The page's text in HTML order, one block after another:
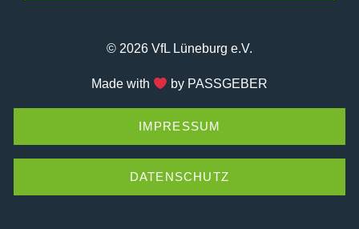
© 2026 VfL Lüneburg e.V.
Made with by PASSGEBER
IMPRESSUM
DATENSCHUTZ